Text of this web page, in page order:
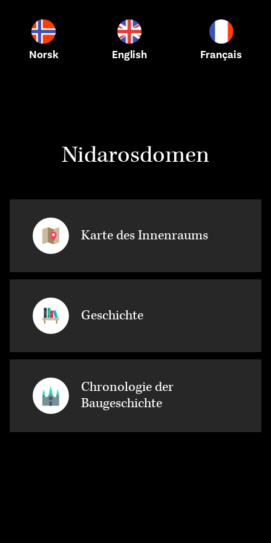
Norsk English Français
Nidarosdomen
Karte des Innenraums
Geschichte
Chronologie der
Baugeschichte